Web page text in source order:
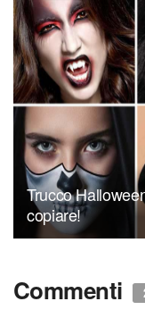
Trucco
copiare!
Commenti